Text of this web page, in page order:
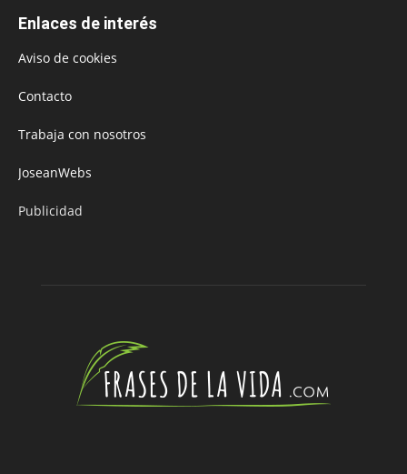
Enlaces de interés
Aviso de cookies
Contacto
Trabaja con nosotros
JoseanWebs
Publicidad